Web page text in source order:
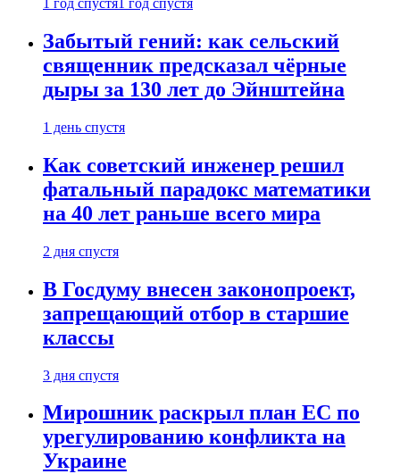
1 год спустя 1 год спустя
Забытый гений: как сельский
священник предсказал чёрные
дыры за 130 лет до Эйнштейна
1 день спустя
Как советский инженер решил
фатальный парадокс математики
на 40 лет раньше всего мира
2 дня спустя
В Госдуму внесен законопроект,
запрещающий отбор в старшие
классы
3 дня спустя
Мирошник раскрыл план ЕС по
урегулированию конфликта на
Украине